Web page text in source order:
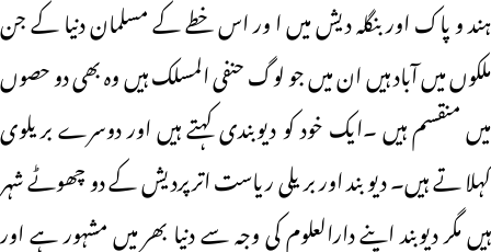
ہند و پاک اور بنگلہ دیش میں ا ور اس خطے کے مسلمان دنیا کے جن
ملکوں میں آباد ہیں ان میں جو لوگ حنفی المسلک ہیں وہ بھی دو حصوں
میں منقسم ہیں ۔ایک خود کو دیوبندی کہتے ہیں اور دوسرے بریلوی
کہلا تے ہیں۔ دیو بند اور بریلی ریاست اترپردیش کے دو چھوٹے شہر
ہیں مگر دیوبند اپنے دارالعلوم کی وجہ سے دنیا بھر میں مشہور ہے اور